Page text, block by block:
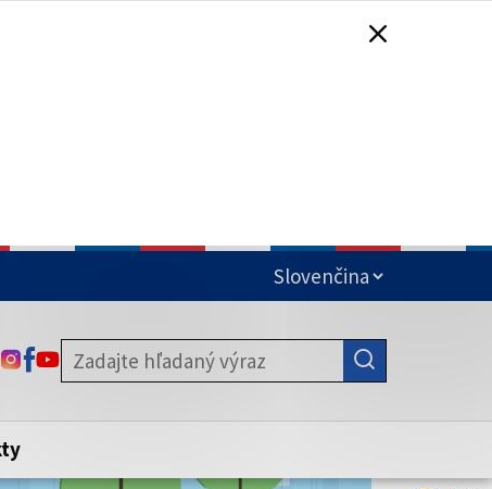
Zabezpečená stránka vždy začína
webového sídla.
ODKAZ SA OTVORÍ NA NOVEJ KARTE
ODKAZ SA OTVORÍ NA NOVEJ KARTE
ODKAZ SA OTVORÍ NA NOVEJ KARTE